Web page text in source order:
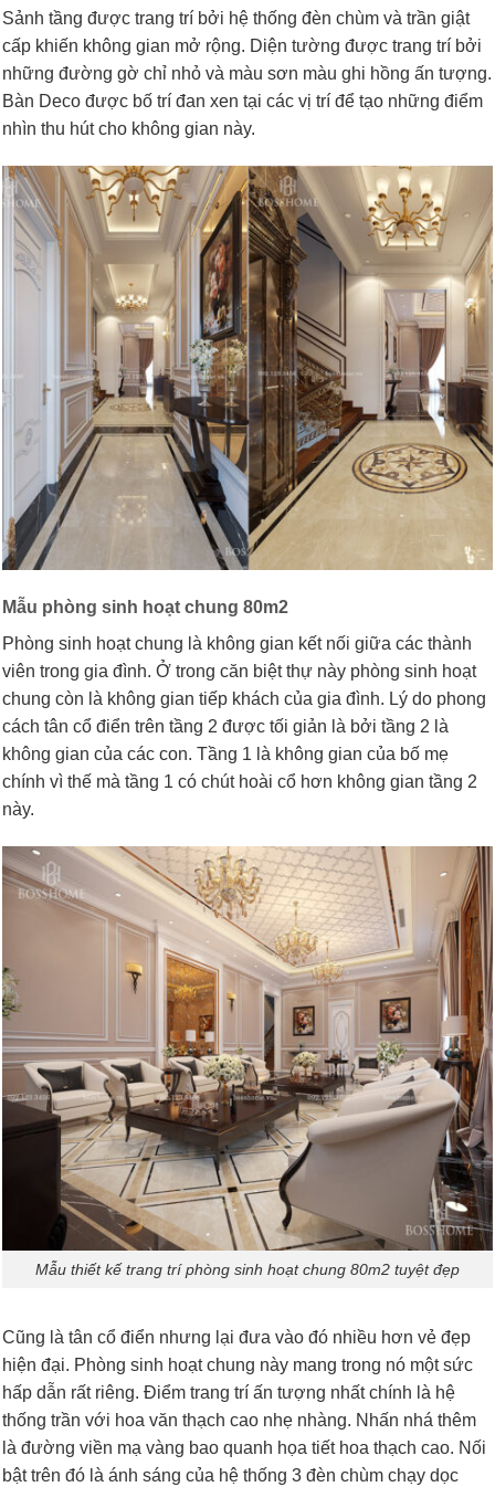
Sảnh tầng được trang trí bởi hệ thống đèn chùm và trần giật
cấp khiến không gian mở rộng. Diện tường được trang trí bởi
những đường gờ chỉ nhỏ và màu sơn màu ghi hồng ấn tượng.
Bàn Deco được bố trí đan xen tại các vị trí để tạo những điểm
nhìn thu hút cho không gian này.
Mẫu phòng sinh hoạt chung 80m2
Phòng sinh hoạt chung là không gian kết nối giữa các thành
viên trong gia đình. Ở trong căn biệt thự này phòng sinh hoạt
chung còn là không gian tiếp khách của gia đình. Lý do phong
cách tân cổ điển trên tầng 2 được tối giản là bởi tầng 2 là
không gian của các con. Tầng 1 là không gian của bố mẹ
chính vì thế mà tầng 1 có chút hoài cổ hơn không gian tầng 2
này.
Mẫu thiết kế trang trí phòng sinh hoạt chung 80m2 tuyệt đẹp
Cũng là tân cổ điển nhưng lại đưa vào đó nhiều hơn vẻ đẹp
hiện đại. Phòng sinh hoạt chung này mang trong nó một sức
hấp dẫn rất riêng. Điểm trang trí ấn tượng nhất chính là hệ
thống trần với hoa văn thạch cao nhẹ nhàng. Nhấn nhá thêm
là đường viền mạ vàng bao quanh họa tiết hoa thạch cao. Nối
bật trên đó là ánh sáng của hệ thống 3 đèn chùm chạy dọc